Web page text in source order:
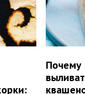
Почему